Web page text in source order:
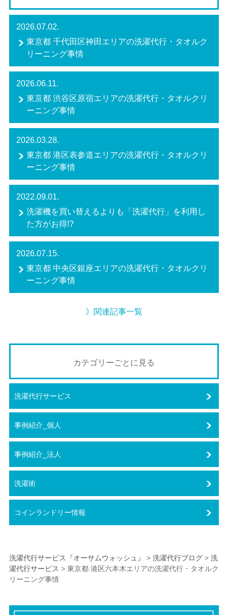
2026.07.02.
東京都 千代田区神田エリアの洗濯代行・タオルク
リーニング事情
2026.06.11.
東京都 渋谷区原宿エリアの洗濯代行・タオルクリ
ーニング事情
2026.03.28.
東京都 港区表参道エリアの洗濯代行・タオルクリ
ーニング事情
2022.09.01.
洗濯機を買い替えるよりも「洗濯代行」を利用し
た方がお得!?
2026.07.15.
東京都 中央区銀座エリアの洗濯代行・タオルクリ
ーニング事情
》関連記事一覧
カテゴリーごとに見る
洗濯代行サービス
事例紹介_個人
事例紹介_法人
洗濯術
コインランドリー情報
洗濯代行サービス『オーサムウォッシュ』 > 洗濯代行ブログ> 洗
濯代行サービス > 東京都 港区六本木エリアの洗濯代行・タオルク
リーニング事情